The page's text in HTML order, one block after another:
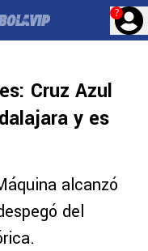
?
Cruz Azul
y es
alcanzó
del